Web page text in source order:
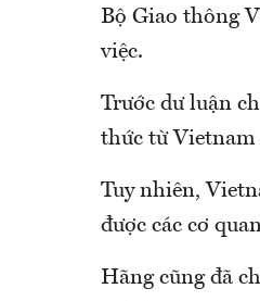
Bộ Giao thông
việc.
Trước dư luận
thức từ Vietnam
Tuy nhiên,
được các cơ
Hãng cũng đã